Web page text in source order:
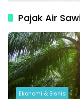
Pajak Air
Ekonomi & Bisnis